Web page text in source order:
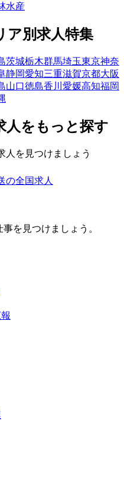
水産
ア別求人特集
茨城栃木群馬埼玉東京神奈
静岡愛知三重滋賀京都大阪
山口徳島香川 愛媛高知福岡
人をもっと探す
人を見つけましょう
の全国求人
を見つけましょう。